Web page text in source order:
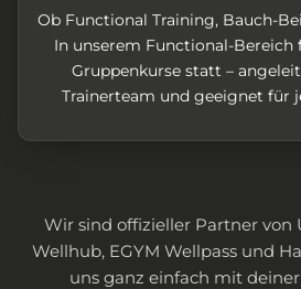
Ob Functional Training, Bauch-
In unserem Functional-
Gruppenkurse statt –
Trainerteam und geeignet für
Wir sind offizieller Partner von
Wellhub, EGYM Wellpass und
uns ganz einfach mit